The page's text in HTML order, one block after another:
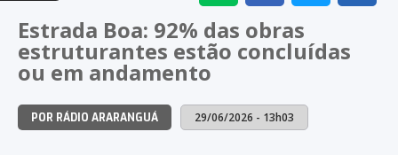
NO
WHATSAPP
NO
FACEBOOK
NO
Estrada Boa: 92% das obras
estruturantes estão concluídas
ou em andamento
POR RÁDIO ARARANGUÁ 29/06/2026 - 13h03